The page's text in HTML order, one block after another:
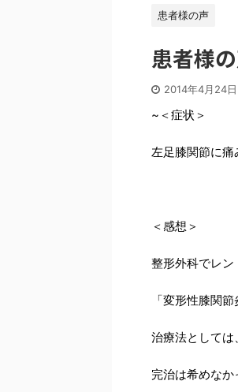
患者様の声
患者様
2014年4月24日
~＜症状＞
左足膝関節に痛
＜感想＞
整形外科でレ
「変形性膝関
治療法として
完治は希めなか